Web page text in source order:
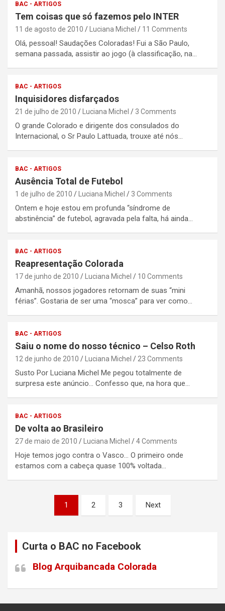
BAC - ARTIGOS
Tem coisas que só fazemos pelo INTER
11 de agosto de 2010 Luciana Michel 11 Comments
Olá, pessoal! Saudações Coloradas! Fui a São Paulo,
semana passada, assistir ao jogo (à classificação, na…
BAC - ARTIGOS
Inquisidores disfarçados
21 de julho de 2010 Luciana Michel 3 Comments
O grande Colorado e dirigente dos consulados do
Internacional, o Sr Paulo Lattuada, trouxe até nós…
BAC - ARTIGOS
Ausência Total de Futebol
1 de julho de 2010 Luciana Michel 3 Comments
Ontem e hoje estou em profunda “síndrome de
abstinência” de futebol, agravada pela falta, há ainda…
BAC - ARTIGOS
Reapresentação Colorada
17 de junho de 2010 Luciana Michel 10 Comments
Amanhã, nossos jogadores retornam de suas “mini
férias”. Gostaria de ser uma “mosca” para ver como…
BAC - ARTIGOS
Saiu o nome do nosso técnico – Celso Roth
12 de junho de 2010 Luciana Michel 23 Comments
Susto Por Luciana Michel Me pegou totalmente de
surpresa este anúncio… Confesso que, na hora que…
BAC - ARTIGOS
De volta ao Brasileiro
27 de maio de 2010 Luciana Michel 4 Comments
Hoje temos jogo contra o Vasco… O primeiro onde
estamos com a cabeça quase 100% voltada…
Paginação1 2 3 Next
Curta o BAC no Facebook
Blog Arquibancada Colorada